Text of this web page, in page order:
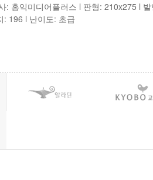
: 홍익미디어플러스 l 판형: 210x275 l
: 196 l 난이도: 초급